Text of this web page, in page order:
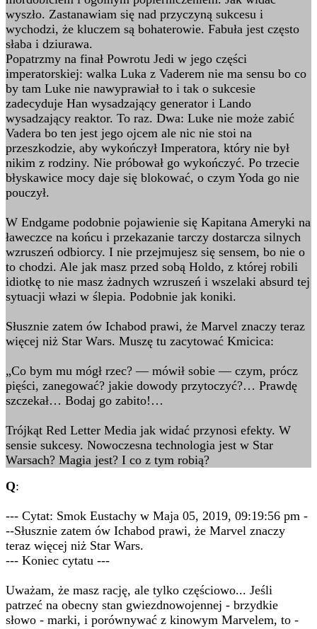
wyszło. Zastanawiam się nad przyczyną sukcesu i
wychodzi, że kluczem są bohaterowie. Fabuła jest często
słaba i dziurawa.
Popatrzmy na finał Powrotu Jedi w jego części
imperatorskiej: walka Luka z Vaderem nie ma sensu bo co
by tam Luke nie nawyprawiał to i tak o sukcesie
zadecyduje Han wysadzający generator i Lando
wysadzający reaktor. To raz. Dwa: Luke nie może zabić
Vadera bo ten jest jego ojcem ale nic nie stoi na
przeszkodzie, aby wykończył Imperatora, który nie był
nikim z rodziny. Nie próbował go wykończyć. Po trzecie
błyskawice mocy daje się blokować, o czym Yoda go nie
pouczył.
W Endgame podobnie pojawienie się Kapitana Ameryki na
ławeczce na końcu i przekazanie tarczy dostarcza silnych
wzruszeń odbiorcy. I nie przejmujesz się sensem, bo nie o
to chodzi. Ale jak masz przed sobą Holdo, z której robili
idiotkę to nie masz żadnych wzruszeń i wszelaki absurd tej
sytuacji włazi w ślepia. Podobnie jak koniki.
Słusznie zatem ów Ichabod prawi, że Marvel znaczy teraz
więcej niż Star Wars. Muszę tu zacytować Kmicica:
„Co bym mu mógł rzec? — mówił sobie — czym, prócz
pięści, zanegować? jakie dowody przytoczyć?… Prawdę
szczekał… Bodaj go zabito!…
Trójkąt Red Letter Media jak widać przynosi efekty. W
sensie sukcesy. Nowoczesna technologia jest w Star
Warsach? Magia jest? I co z tym robią?
Q:
--- Cytat: Smok Eustachy w Maja 05, 2019, 09:19:56 pm -
--Słusznie zatem ów Ichabod prawi, że Marvel znaczy
teraz więcej niż Star Wars.
--- Koniec cytatu ---
Uważam, że masz rację, ale tylko częściowo... Jeśli
patrzeć na obecny stan gwiezdnowojennej - brzydkie
słowo - marki, i porównywać z kinowym Marvelem, to -